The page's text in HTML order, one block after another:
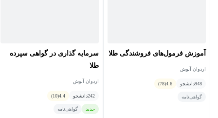
آموزش فرمول‌های فروشندگی طلا
اردوان آنوش
948دانشجو 4.6
(78)
گواهی‌نامه
سرمایه گذاری در گواهی سپرده
طلا
اردوان آنوش
242دانشجو 4.4
(10)
جدید گواهی‌نامه